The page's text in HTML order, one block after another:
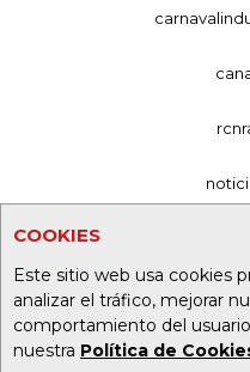
COOKIES
Este sitio web usa cookies
analizar el tráfico, mejorar
comportamiento del
nuestra Política de